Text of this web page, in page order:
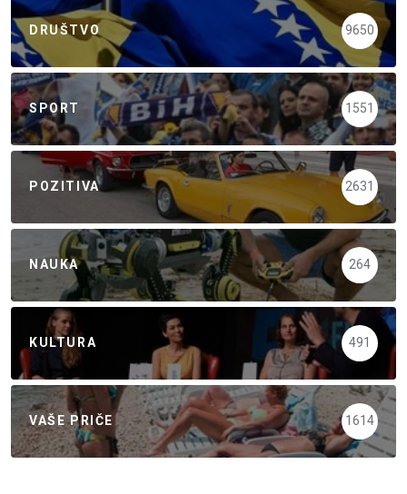
DRUŠTVO 9650
SPORT 1551
POZITIVA 2631
NAUKA 264
KULTURA 491
VAŠE PRIČE 1614